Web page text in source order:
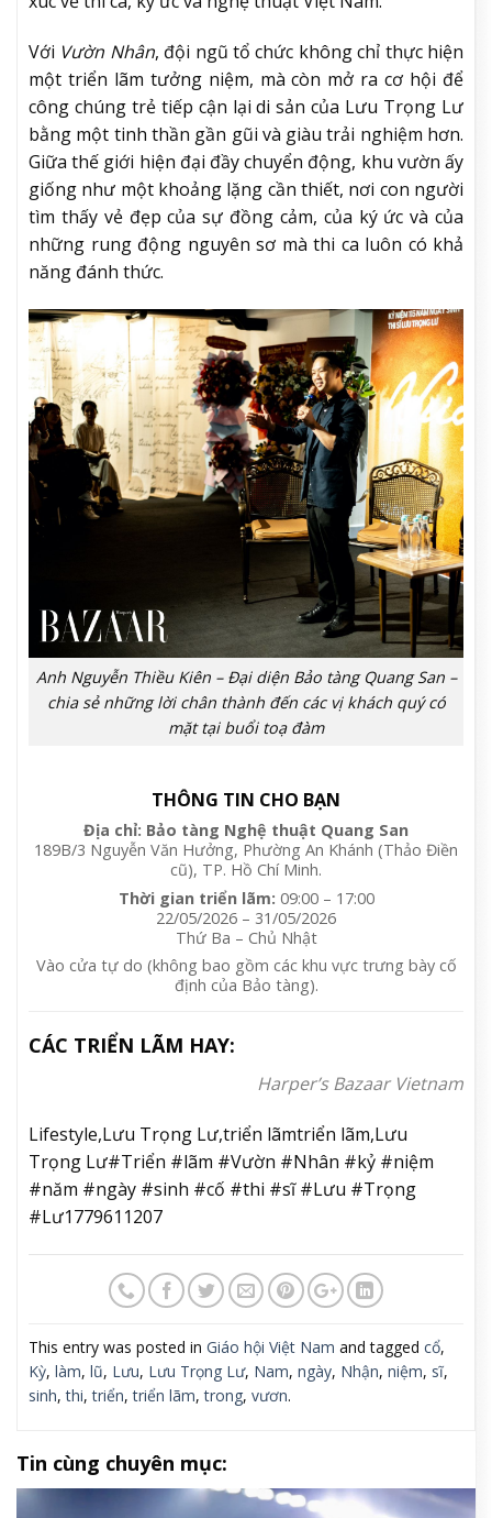
Với Vườn Nhân, đội ngũ tổ chức không chỉ thực hiện
một triển lãm tưởng niệm, mà còn mở ra cơ hội để
công chúng trẻ tiếp cận lại di sản của Lưu Trọng Lư
bằng một tinh thần gần gũi và giàu trải nghiệm hơn.
Giữa thế giới hiện đại đầy chuyển động, khu vườn ấy
giống như một khoảng lặng cần thiết, nơi con người
tìm thấy vẻ đẹp của sự đồng cảm, của ký ức và của
những rung động nguyên sơ mà thi ca luôn có khả
năng đánh thức.
Anh Nguyễn Thiều Kiên – Đại diện Bảo tàng Quang San –
chia sẻ những lời chân thành đến các vị khách quý có
mặt tại buổi toạ đàm
THÔNG TIN CHO BẠN
Địa chỉ: Bảo tàng Nghệ thuật Quang San
189B/3 Nguyễn Văn Hưởng, Phường An Khánh (Thảo Điền
cũ), TP. Hồ Chí Minh.
Thời gian triển lãm: 09:00 – 17:00
22/05/2026 – 31/05/2026
Thứ Ba – Chủ Nhật
Vào cửa tự do (không bao gồm các khu vực trưng bày cố
định của Bảo tàng).
CÁC TRIỂN LÃM HAY:
Harper’s Bazaar Vietnam
Lifestyle,Lưu Trọng Lư,triển lãmtriển lãm,Lưu
Trọng Lư#Triển #lãm #Vườn #Nhân #kỷ #niệm
#năm #ngày #sinh #cố #thi #sĩ #Lưu #Trọng
#Lư1779611207
This entry was posted in Giáo hội Việt Nam and tagged cổ,
Kỳ, làm, lũ, Lưu, Lưu Trọng Lư, Nam, ngày, Nhận, niệm, sĩ,
sinh,thi,triển,triển lãm,trong, vươn.
Tin cùng chuyên mục: